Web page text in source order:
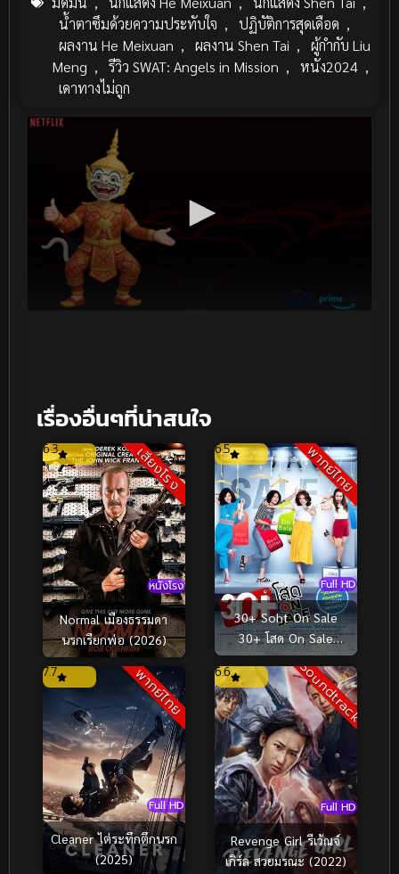
น้ำตาซึมด้วยความประทับใจ , ปฏิบัติการสุดเดือด ,
ผลงาน He Meixuan , ผลงาน Shen Tai ,
ผู้กำกับ Liu
Meng , รีวิว SWAT: Angels in Mission , หนัง2024 ,
เดาทางไม่ถูก
เรื่องอื่นๆที่น่าสนใจ
เสียงโรง
หนังโรง
6.3
Normal เมืองธรรมดา
นรกเรียกพ่อ (2026)
พากย์ไทย
Full HD
6.5
30+ Soht On Sale
30+ โสด On Sale
(2011)
พากย์ไทย
Full HD
7.7
Cleaner ไต่ระทึกตึกนรก
(2025)
Soundtrack
Full HD
6.6
Revenge Girl รีเว้ณจ์
เกิร์ล สวยมรณะ (2022)